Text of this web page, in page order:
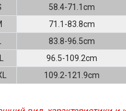
58.4-71.1cm
71.1-83.8cm
83.8-96.5cm
96.5-109.2cm
109.2-121.9cm